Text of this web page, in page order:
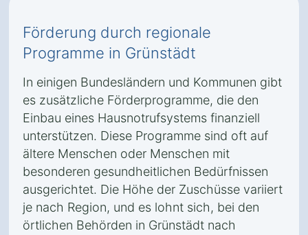
Förderung durch regionale
Programme in Grünstädt
In einigen Bundesländern und Kommunen gibt
es zusätzliche Förderprogramme, die den
Einbau eines Hausnotrufsystems finanziell
unterstützen. Diese Programme sind oft auf
ältere Menschen oder Menschen mit
besonderen gesundheitlichen Bedürfnissen
ausgerichtet. Die Höhe der Zuschüsse variiert
je nach Region, und es lohnt sich, bei den
örtlichen Behörden in Grünstädt nach